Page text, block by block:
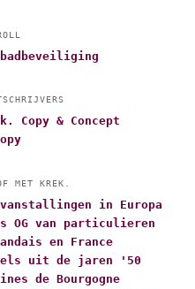
Copy & Concept
MET KREK.
in Europa
OG van particulieren
en France
uit de jaren '50
de Bourgogne